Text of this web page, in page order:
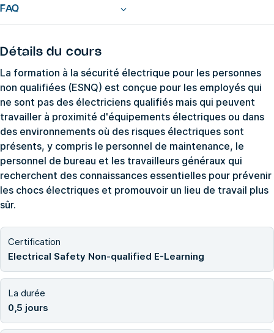
FAQ
Détails du cours
La formation à la sécurité électrique pour les personnes
non qualifiées (ESNQ) est conçue pour les employés qui
ne sont pas des électriciens qualifiés mais qui peuvent
travailler à proximité d'équipements électriques ou dans
des environnements où des risques électriques sont
présents, y compris le personnel de maintenance, le
personnel de bureau et les travailleurs généraux qui
recherchent des connaissances essentielles pour prévenir
les chocs électriques et promouvoir un lieu de travail plus
sûr.
Certification
Electrical Safety Non-qualified E-Learning
La durée
0,5 jours